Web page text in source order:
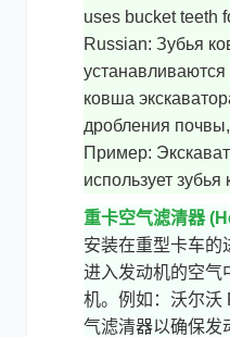
uses bucket teeth
Russian: Зубья
ковша
дробления
Пример:
использует
重卡空气滤清器
安装在重型卡车的
进入发动机的空气
机。例如：沃尔沃
气滤清器以确保发